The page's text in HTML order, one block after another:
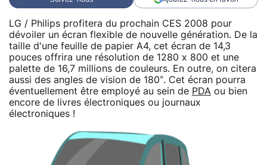
LG / Philips profitera du prochain CES 2008 pour
dévoiler un écran flexible de nouvelle génération. De la
taille d'une feuille de papier A4, cet écran de 14,3
pouces offrira une résolution de 1280 x 800 et une
palette de 16,7 millions de couleurs. En outre, on citera
aussi des angles de vision de 180°. Cet écran pourra
éventuellement être employé au sein de PDA ou bien
encore de livres électroniques ou journaux
électroniques !